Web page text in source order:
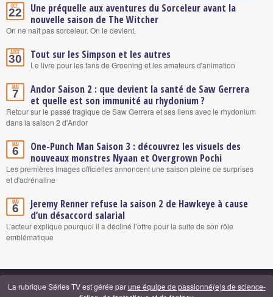
Oct.
22
Une préquelle aux aventures du Sorceleur avant la
nouvelle saison de The Witcher
On ne naît pas sorceleur. On le devient.
Août
30 Tout sur les Simpson et les autres
Le livre pour les fans de Groening et les amateurs d'animation
Mai
7
Andor Saison 2 : que devient la santé de Saw Gerrera
et quelle est son immunité au rhydonium ?
Retour sur le passé tragique de Saw Gerrera et ses liens avec le rhydonium
dans la saison 2 d'Andor
Mai
6
One-Punch Man Saison 3 : découvrez les visuels des
nouveaux monstres Nyaan et Overgrown Pochi
Les premières images officielles annoncent une saison pleine de surprises
et d'adrénaline
Mai
6
Jeremy Renner refuse la saison 2 de Hawkeye à cause
d’un désaccord salarial
L’acteur explique pourquoi il a décliné l’offre pour la suite de son rôle
emblématique
La rubrique Séries TV est gérée parune équipe de passionné(e)s de science-